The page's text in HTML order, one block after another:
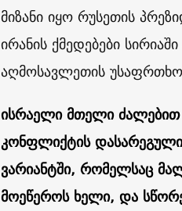
მიზანი იყო რუსეთის
ირანის ქმედებები
აღმოსავლეთის
ისრაელი მთელი
კონფლიქტის
ვარიანტში, რომელსაც
მოეწეროს ხელი, და